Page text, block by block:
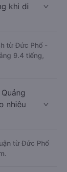
khi di
từ Đức Phổ -
9.4 tiếng,
nhiêu
từ Đức Phổ